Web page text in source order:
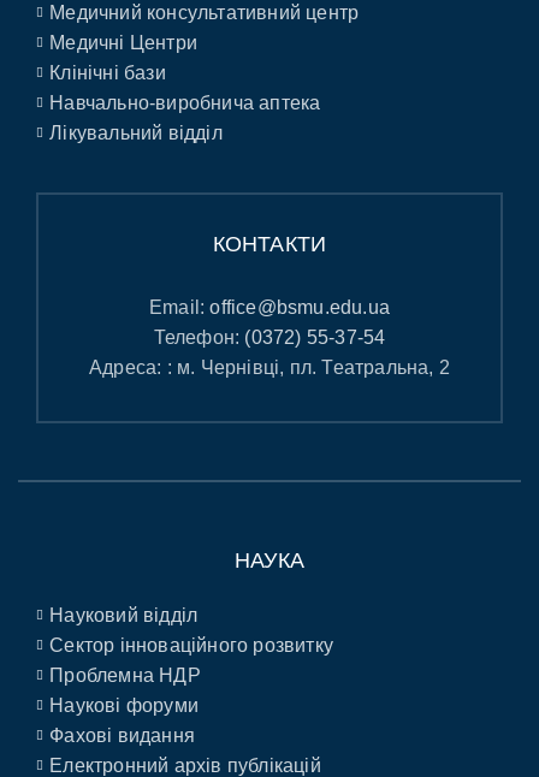
Медичний консультативний центр
Медичні Центри
Клінічні бази
Навчально-виробнича аптека
Лікувальний відділ
КОНТАКТИ
Email:office@bsmu.edu.ua
Телефон: (0372) 55-37-54
Адреса: : м. Чернівці, пл. Театральна, 2
НАУКА
Науковий відділ
Сектор інноваційного розвитку
Проблемна НДР
Наукові форуми
Фахові видання
Електронний архів публікацій